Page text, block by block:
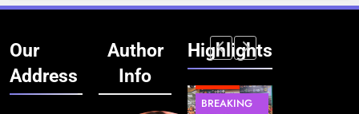
Our
Address
Author
Info
Highlights
BERITA
INFRASTRUKTUR
BREAKING